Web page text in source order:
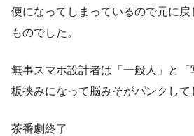
便になってしまっているので元に
ものでした。
無事スマホ設計者は「一般人」と
板挟みになって脳みそがパンクして
茶番劇終了